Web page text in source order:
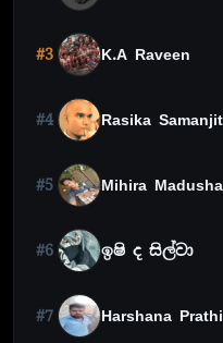
#3 K.A Raveen
#4 Rasika
#5 Mihira
#6 ඉෂි ද සිල්වා
#7 Harshana